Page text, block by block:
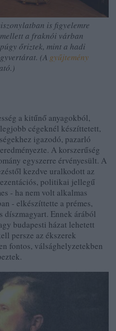
is figyelemre
a fraknói várban
őriztek, mint a hadi
(A gyűjtemény
a kitűnő anyagokból,
cégeknél készíttetett,
igazodó, pazarló
A korszerűség
egyszerre érvényesült. A
kezdve uralkodott az
politikai jellegű
- ha nem volt alkalmas
- elkészíttette a prémes,
díszmagyart. Ennek árából
budapesti házat lehetett
persze az ékszerek
fontos, válsághelyzetekben